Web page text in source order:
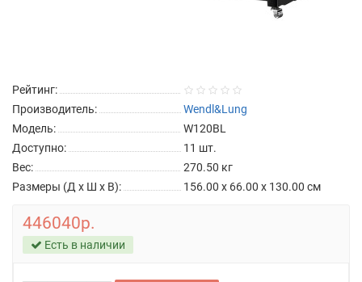
Рейтинг:
Производитель:
Wendl&Lung
Модель:
W120BL
Доступно:
11 шт.
Вес:
270.50 кг
Размеры (Д x Ш x В):
156.00 x 66.00 x 130.00 см
446040р.
Есть в наличии